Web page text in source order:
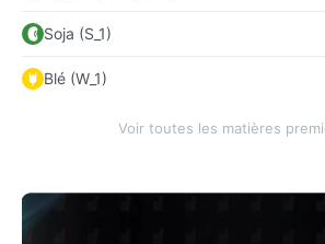
Soja (S_1)
Blé (W_1)
Voir toutes les matières